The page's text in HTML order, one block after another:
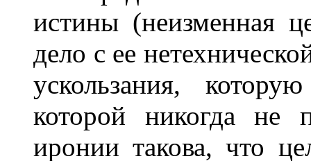
истины (неизменная
дело с ее
ускользания,
которой никогда не
иронии такова, что